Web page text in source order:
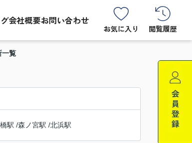
会社概要お問い合わせ
お気に入り 閲覧履歴
一覧
駅 /森ノ宮駅 /北浜駅